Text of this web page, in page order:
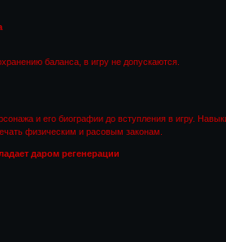
баланса, в игру не допускаются.
и его биографии до вступления в игру.
физическим и расовым законам.
даром регенерации